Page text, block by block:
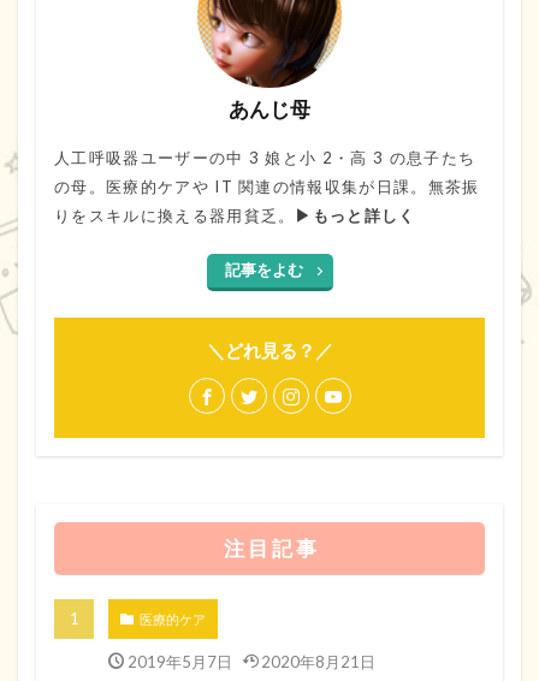
あんじ母
人工呼吸器ユーザーの中 3 娘と小 2・高 3 の息子たち
の母。医療的ケアや IT 関連の情報収集が日課。無茶振
りをスキルに換える器用貧乏。 ▶もっと詳しく
記事をよむ
＼どれ見る？／
注 目 記 事
医療的ケア
2019年5月7日 2020年8月21日